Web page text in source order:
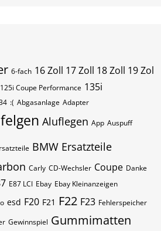
6-fach 16 Zoll 17 Zoll 18 Zoll 19 Zol
125i Coupe Performance 135i
:( Abgasanlage Adapter
Aluflegen App Auspuff
BMW Ersatzteile
Carly CD-Wechsler Coupe Danke
E87 LCI Ebay Ebay Kleinanzeigen
esd F20 F21 F22 F23 Fehlerspeicher
Gewinnspiel Gummimatten